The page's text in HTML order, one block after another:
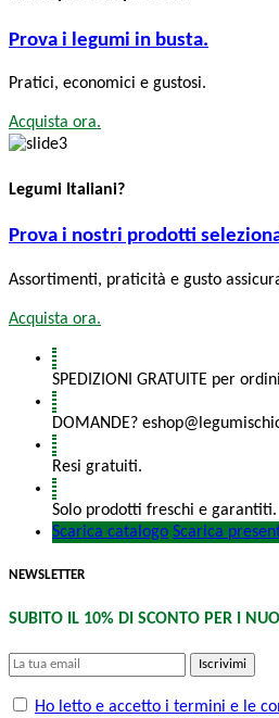
Prova i legumi in busta.
Pratici, economici e gustosi.
Acquista ora.
Legumi Italiani?
Prova i nostri prodotti
Assortimenti, praticità e gusto
Acquista ora.
SPEDIZIONI GRATUITE per
DOMANDE?
Resi gratuiti.
Solo prodotti freschi e garantiti.
Scarica catalogo Scarica
NEWSLETTER
SUBITO IL 10% DI SCONTO PER I
Iscrivimi
Ho letto e accetto i termini e le